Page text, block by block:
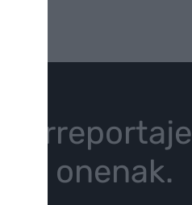
erreportaje
onenak.